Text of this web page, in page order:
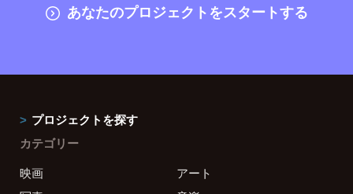
あなたのプロジェクトをスタートする
プロジェクトを探す
カテゴリー
映画
アート